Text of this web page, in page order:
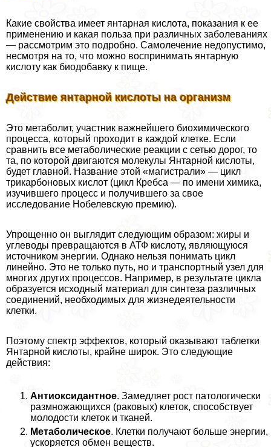
Какие свойства имеет янтарная кислота, показания к ее
применению и какая польза при различных заболеваниях
— рассмотрим это подробно. Самолечение недопустимо,
несмотря на то, что можно воспринимать янтарную
кислоту как биодобавку к пище.
Действие янтарной кислоты на организм
Это метаболит, участник важнейшего биохимического
процесса, который проходит в каждой клетке. Если
сравнить все метаболические реакции с сетью дорог, то
та, по которой двигаются молекулы Янтарной кислоты,
будет главной. Название этой «магистрали» — цикл
трикарбоновых кислот (цикл Кребса — по имени химика,
изучившего процесс и получившего за свое
исследование Нобелевскую премию).
Упрощенно он выглядит следующим образом: жиры и
углеводы превращаются в АТФ кислоту, являющуюся
источником энергии. Однако нельзя понимать цикл
линейно. Это не только путь, но и трaнcпортный узел для
многих других процессов. Например, в результате цикла
образуется исходный материал для синтеза различных
соединений, необходимых для жизнедеятельности
клетки.
Поэтому спектр эффектов, который оказывают таблетки
Янтарной кислоты, крайне широк. Это следующие
действия:
Антиоксидантное. Замедляет рост патологически
размножающихся (paковых) клеток, способствует
молодости клеток и тканей.
Метаболическое. Клетки получают больше энергии,
ускоряется обмен веществ.